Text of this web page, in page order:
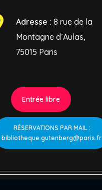
Adresse : 8 rue de la
Montagne d’Aulas,
75015 Paris
Entrée libre
RÉSERVATIONS PAR MAIL :
bibliotheque.gutenberg@paris.fr